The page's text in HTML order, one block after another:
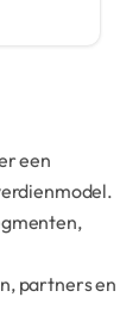
een
partners en